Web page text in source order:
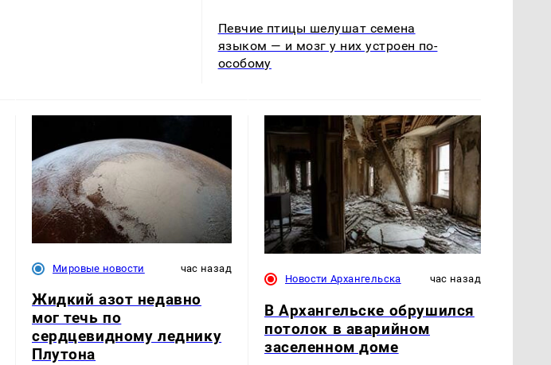
Певчие птицы шелушат семена
языком — и мозг у них устроен по-
особому
Мировые новости час назад
Жидкий азот недавно
мог течь по
сердцевидному леднику
Плутона
Новости Архангельска час назад
В Архангельске обрушился
потолок в аварийном
заселенном доме